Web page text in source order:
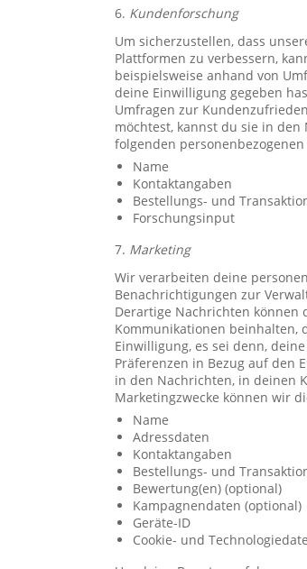
6. Kundenforschung
Um sicherzustellen, dass
Plattformen zu verbessern,
beispielsweise anhand von
deine Einwilligung gegeben
Umfragen zur
möchtest, kannst du sie in
folgenden
Name
Kontaktangaben
Bestellungs- und
Forschungsinput
7. Marketing
Wir verarbeiten deine
Benachrichtigungen zur
Derartige Nachrichten können
Kommunikationen beinhalten,
Einwilligung, es sei denn,
Präferenzen in Bezug auf den
in den Nachrichten, in deinen
Marketingzwecke können wir
Name
Adressdaten
Kontaktangaben
Bestellungs- und
Bewertung(en) (optional)
Kampagnendaten (optional)
Geräte-ID
Cookie- und